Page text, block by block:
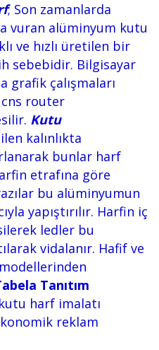
; Son zamanlarda
vuran alüminyum kutu
ve hızlı üretilen bir
sebebidir. Bilgisayar
grafik çalışmaları
cns router
Kutu
kalınlıkta
bunlar harf
etrafına göre
bu alüminyumun
yapıştırılır. Harfin iç
ledler bu
vidalanır. Hafif ve
Tanıtım
harf imalatı
reklam